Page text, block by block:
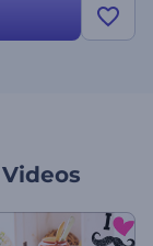
- sie ist